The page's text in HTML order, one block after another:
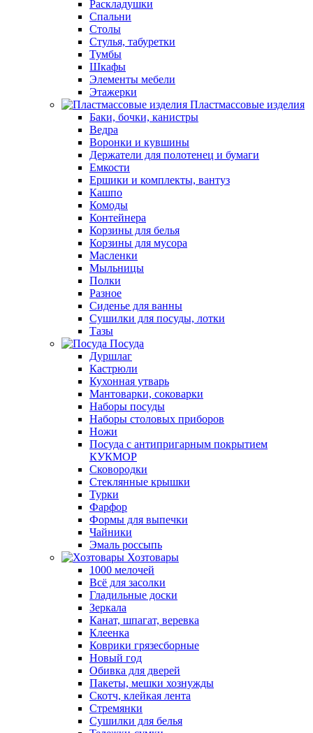
Раскладушки
Спальни
Столы
Стулья, табуретки
Тумбы
Шкафы
Элементы мебели
Этажерки
Пластмассовые изделия
Баки, бочки, канистры
Ведра
Воронки и кувшины
Держатели для полотенец и бумаги
Емкости
Ершики и комплекты, вантуз
Кашпо
Комоды
Контейнера
Корзины для белья
Корзины для мусора
Масленки
Мыльницы
Полки
Разное
Сиденье для ванны
Сушилки для посуды, лотки
Тазы
Посуда
Дуршлаг
Кастрюли
Кухонная утварь
Мантоварки, соковарки
Наборы посуды
Наборы столовых приборов
Ножи
Посуда с антипригарным покрытием
КУКМОР
Сковородки
Стеклянные крышки
Турки
Фарфор
Формы для выпечки
Чайники
Эмаль россыпь
Хозтовары
1000 мелочей
Всё для засолки
Гладильные доски
Зеркала
Канат, шпагат, веревка
Клеенка
Коврики грязесборные
Новый год
Обивка для дверей
Пакеты, мешки хознужды
Скотч, клейкая лента
Стремянки
Сушилки для белья